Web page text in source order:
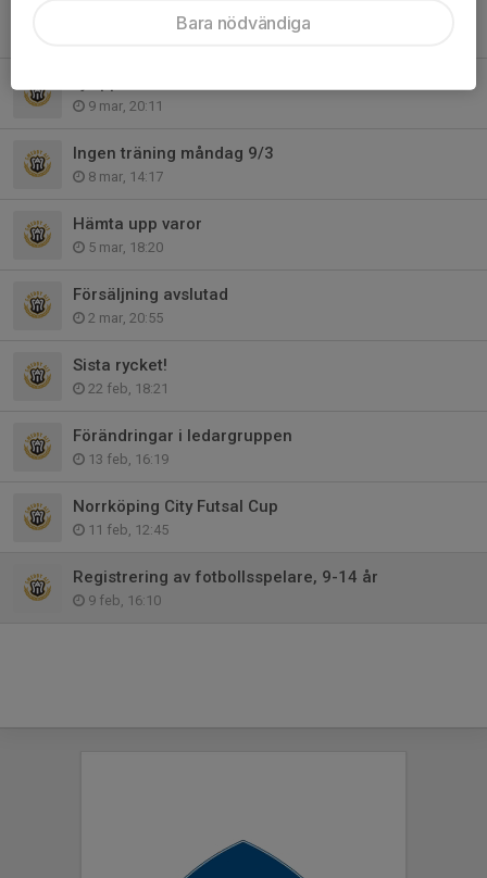
9 mar, 20:11
Ingen träning måndag 9/3
8 mar, 14:17
Hämta upp varor
5 mar, 18:20
Försäljning avslutad
2 mar, 20:55
Sista rycket!
22 feb, 18:21
Förändringar i ledargruppen
13 feb, 16:19
Norrköping City Futsal Cup
11 feb, 12:45
Registrering av fotbollsspelare, 9-14 år
9 feb, 16:10
Bara nödvändiga